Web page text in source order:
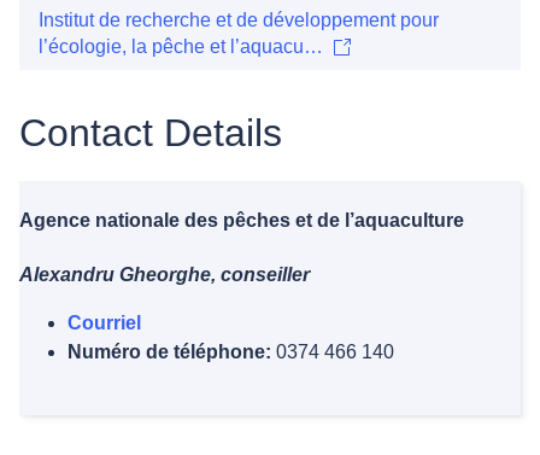
Institut de recherche et de développement pour
l’écologie, la pêche et l’aquacu…
Contact Details
Agence nationale des pêches et de l’aquaculture
Alexandru Gheorghe, conseiller
Courriel
Numéro de téléphone: 0374 466 140